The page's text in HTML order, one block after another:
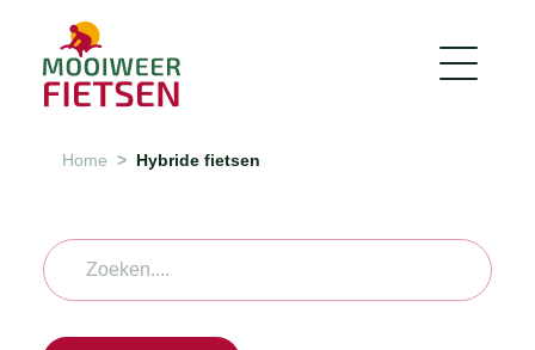
Home Hybride fietsen